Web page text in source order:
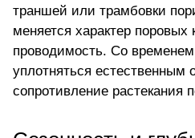
траншей или трамбовки
меняется характер поровых
проводимость. Со
уплотняться естественным
сопротивление растекания